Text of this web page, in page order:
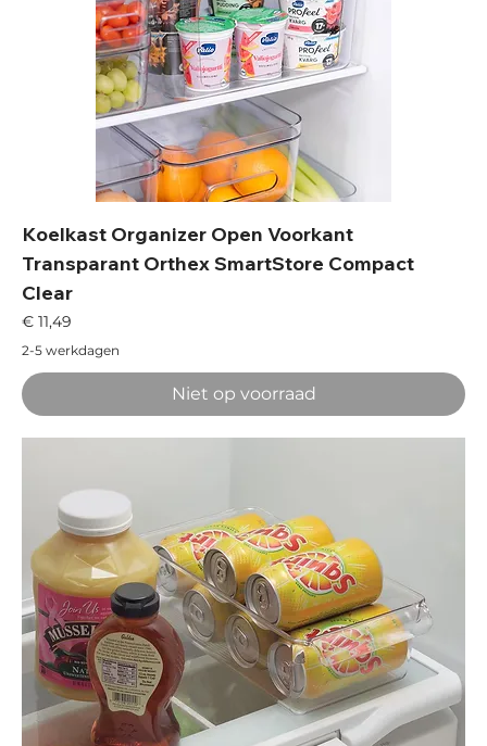
Koelkast Organizer Open Voorkant
Transparant Orthex SmartStore Compact
Clear
Prijs
€ 11,49
2-5 werkdagen
Niet op voorraad